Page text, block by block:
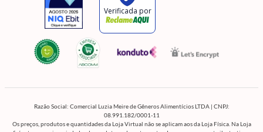
Razão Social: Comercial Luzia Meire de Gêneros Alimentícios LTDA | CNPJ:
08.991.182/0001-11
Os preços, produtos e quantidades da Loja Virtual não se aplicam aos da Loja Física. Na Loja